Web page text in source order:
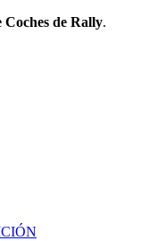
Coches de Rally.